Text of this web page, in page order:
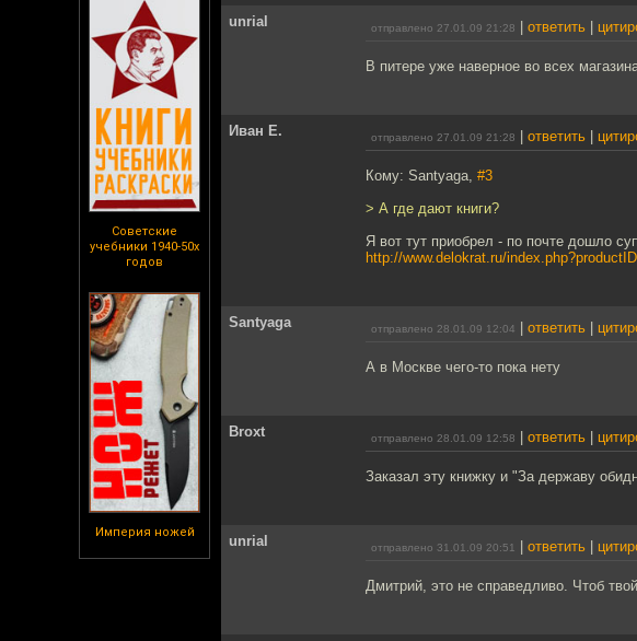
Советские
учебники 1940-50х
годов
Империя ножей
unrial отправлено 27.01.09 21:28 ответить
В питере уже наверное во всех
Иван Е. отправлено 27.01.09 21:28 ответить
Кому: Santyaga, #3
> А где дают книги?
Я вот тут приобрел - по почте дошло
http://www.delokrat.ru/
Santyaga отправлено 28.01.09 12:04 ответить
А в Москве чего-то пока нету
Broxt отправлено 28.01.09 12:58 ответить
Заказал эту книжку и "За державу
unrial отправлено 31.01.09 20:51 ответить
Дмитрий, это не справедливо. Чтоб